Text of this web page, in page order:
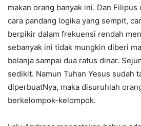
makan orang banyak ini. Dan Filipus
cara pandang logika yang sempit,
berpikir dalam frekuensi rendah
sebanyak ini tidak mungkin diberi
belanja sampai dua ratus dinar.
sedikit. Namun Tuhan Yesus sudah
diperbuatNya, maka disuruhlah
berkelompok-kelompok.